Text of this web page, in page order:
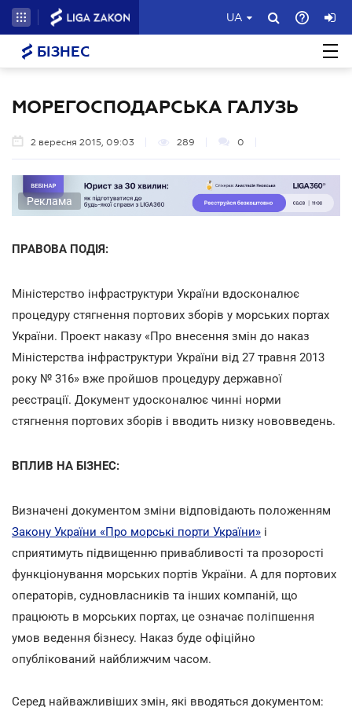
UA
БІЗНЕС
МОРЕГОСПОДАРСЬКА ГАЛУЗЬ
2 вересня 2015, 09:03 289 0
Реклама
ПРАВОВА ПОДІЯ:
Міністерство інфраструктури України вдосконалює
процедуру стягнення портових зборів у морських портах
України. Проект наказу «Про внесення змін до наказ
Міністерства інфраструктури України від 27 травня 2013
року № 316» вже пройшов процедуру державної
реєстрації. Документ удосконалює чинні норми
стягнення портових зборів і вводить низку нововведень.
ВПЛИВ НА БІЗНЕС:
Визначені документом зміни відповідають положенням
Закону України «Про морські порти України» і
сприятимуть підвищенню привабливості та прозорості
функціонування морських портів України. А для портових
операторів, судновласників та інших компаній, що
працюють в морських портах, це означає поліпшення
умов ведення бізнесу. Наказ буде офіційно
опублікований найближчим часом.
Серед найважливіших змін, які вводяться документом: